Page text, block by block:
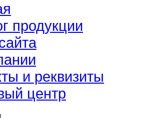
продукции
и реквизиты
центр